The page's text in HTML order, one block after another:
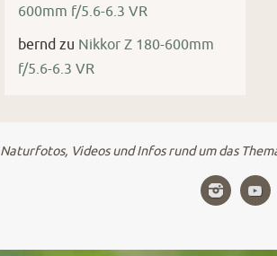
600mm f/5.6-6.3 VR
bernd zu Nikkor Z 180-600mm
f/5.6-6.3 VR
Naturfotos, Videos und Infos rund um das